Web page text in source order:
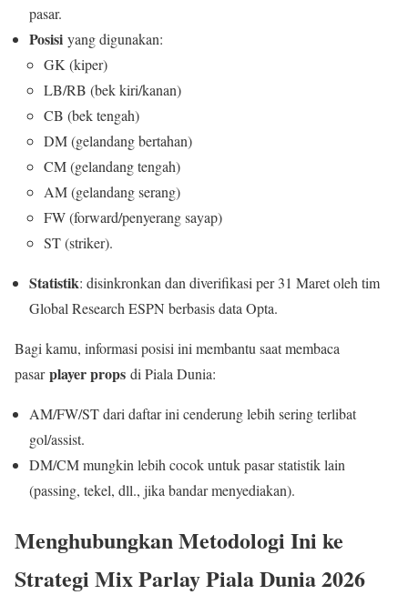
pasar.
Posisi yang digunakan:
GK (kiper)
LB/RB (bek kiri/kanan)
CB (bek tengah)
DM (gelandang bertahan)
CM (gelandang tengah)
AM (gelandang serang)
FW (forward/penyerang sayap)
ST (striker).
Statistik: disinkronkan dan diverifikasi per 31 Maret oleh tim
Global Research ESPN berbasis data Opta.
Bagi kamu, informasi posisi ini membantu saat membaca
pasarplayer props di Piala Dunia:
AM/FW/ST dari daftar ini cenderung lebih sering terlibat
gol/assist.
DM/CM mungkin lebih cocok untuk pasar statistik lain
(passing, tekel, dll., jika bandar menyediakan).
Menghubungkan Metodologi Ini ke
Strategi Mix Parlay Piala Dunia 2026